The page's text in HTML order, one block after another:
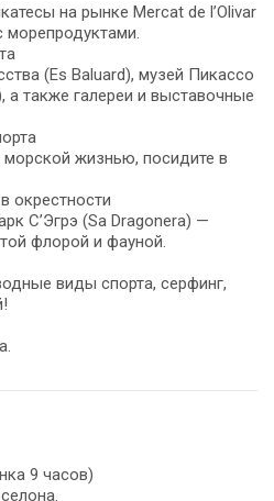
на рынке Mercat de l’Olivar
морепродуктами.
(Es Baluard), музей Пикассо
также галереи и выставочные
жизнью, посидите в
окрестности
С’Эгрэ (Sa Dragonera) —
флорой и фауной.
виды спорта, серфинг,
9 часов)